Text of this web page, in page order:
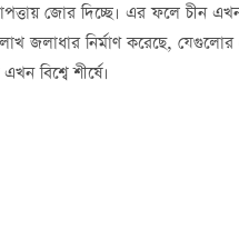
জোর দিচ্ছে। এর ফলে চীন
জলাধার নির্মাণ করেছে,
বিশ্বে শীর্ষে।